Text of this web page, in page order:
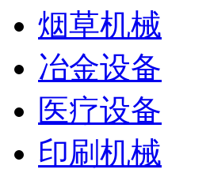
烟草机械
冶金设备
医疗设备
印刷机械